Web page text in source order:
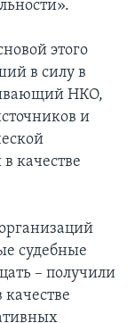
этого
в силу в
НКО,
и
качестве
судебные
– получили
качестве